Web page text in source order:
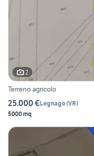
2
Terreno agricolo
25.000 €Legnago(VR)
5000 mq